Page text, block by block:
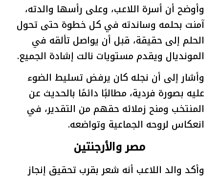
وأوضح أن أسرة اللاعب، وعلى رأسها والدته،
آمنت بحلمه وساندته في كل خطوة حتى تحول
الحلم إلى حقيقة، قبل أن يواصل تألقه في
المونديال ويقدم مستويات نالت إشادة الجميع.
وأشار إلى أن نجله كان يرفض تسليط الضوء
عليه بصورة فردية، مطالبًا دائمًا بالحديث عن
المنتخب ومنح زملائه حقهم من التقدير، في
انعكاس لروحه الجماعية وتواضعه.
مصر والأرجنتين
وأكد والد اللاعب أنه شعر بقرب تحقيق إنجاز